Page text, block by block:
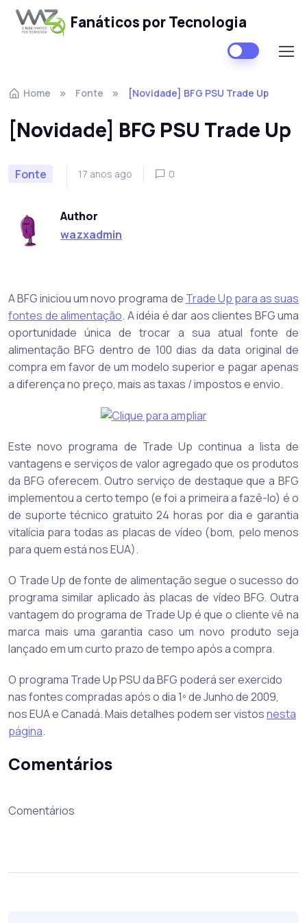
Fanáticos por Tecnologia
Home Fonte [Novidade] BFG PSU Trade Up
[Novidade] BFG PSU Trade Up
Fonte 17 anos ago 0
Author
wazxadmin
A BFG iniciou um novo programa de Trade Up para as suas
fontes de alimentação. A idéia é dar aos clientes BFG uma
oportunidade única de trocar a sua atual fonte de
alimentação BFG dentro de 100 dias da data original de
compra em favor de um modelo superior e pagar apenas
a diferença no preço, mais as taxas / impostos e envio.
Este novo programa de Trade Up continua a lista de
vantagens e serviços de valor agregado que os produtos
da BFG oferecem. Outro serviço de destaque que a BFG
implementou a certo tempo (e foi a primeira a fazê-lo) é o
de suporte técnico gratuito 24 horas por dia e garantia
vitalícia para todas as placas de vídeo (bom, pelo menos
para quem está nos EUA).
O Trade Up de fonte de alimentação segue o sucesso do
programa similar aplicado às placas de vídeo BFG. Outra
vantagem do programa de Trade Up é que o cliente vê na
marca mais uma garantia caso um novo produto seja
lançado em um curto prazo de tempo após a compra.
O programa Trade Up PSU da BFG poderá ser exercido
nas fontes compradas após o dia 1º de Junho de 2009,
nos EUA e Canadá. Mais detalhes podem ser vistosnesta
página.
Comentários
Comentários